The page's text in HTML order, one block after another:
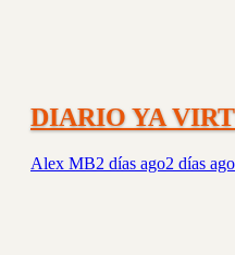
DIARIO YA
Alex MB2 días ago2 días ago